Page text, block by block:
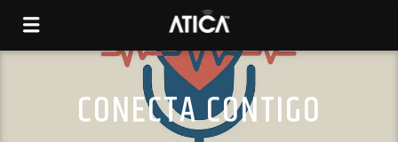
CONECTA CONTIGO